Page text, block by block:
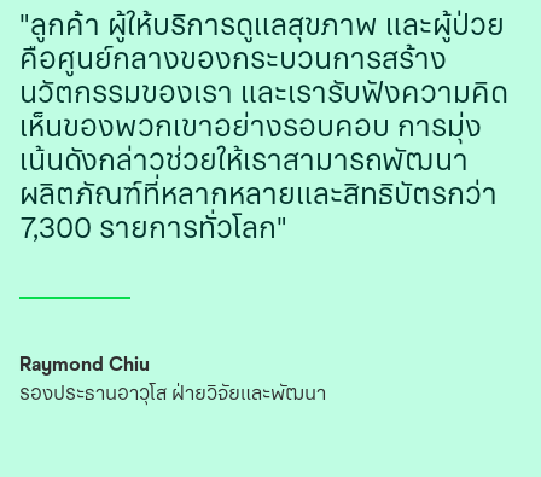
"ลูกค้า ผู้ให้บริการดูแลสุขภาพ และผู้ป่วย
คือศูนย์กลางของกระบวนการสร้าง
นวัตกรรมของเรา และเรารับฟังความคิด
เห็นของพวกเขาอย่างรอบคอบ การมุ่ง
เน้นดังกล่าวช่วยให้เราสามารถพัฒนา
ผลิตภัณฑ์ที่หลากหลายและสิทธิบัตรกว่า
7,300 รายการทั่วโลก"
Raymond Chiu
รองประธานอาวุโส ฝ่ายวิจัยและพัฒนา